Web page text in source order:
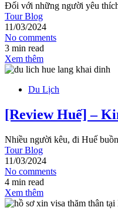
Đối với những người yêu
Tour Blog
11/03/2024
No comments
3 min read
Xem thêm
Du Lịch
[Review Huế] –
Nhiều người kêu, đi Huế
Tour Blog
11/03/2024
No comments
4 min read
Xem thêm